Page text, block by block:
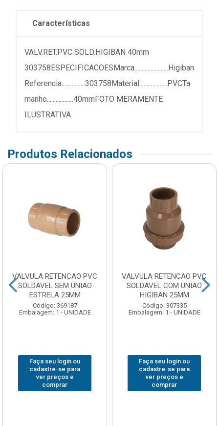
Características
VALV.RET.PVC SOLD.HIGIBAN 40mm
303758ESPECIFICACOESMarca.......................Higiban
Referencia................303758Material...................PVCTa
manho..................40mmFOTO MERAMENTE
ILUSTRATIVA
Produtos Relacionados
VALVULA RETENCAO PVC
SOLDAVEL SEM UNIAO
ESTRELA 25MM
Código: 369187
Embalagem: 1 - UNIDADE
Faça seu login ou
cadastre-se para
ver preços e
comprar
VALVULA RETENCAO PVC
SOLDAVEL COM UNIAO
HIGIBAN 25MM
Código: 307335
Embalagem: 1 - UNIDADE
Faça seu login ou
cadastre-se para
ver preços e
comprar